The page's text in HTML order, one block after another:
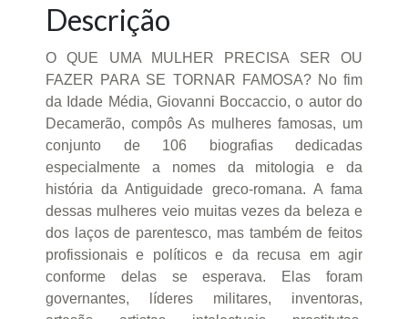
Descrição
O QUE UMA MULHER PRECISA SER OU
FAZER PARA SE TORNAR FAMOSA? No fim
da Idade Média, Giovanni Boccaccio, o autor do
Decamerão, compôs As mulheres famosas, um
conjunto de 106 biografias dedicadas
especialmente a nomes da mitologia e da
história da Antiguidade greco-romana. A fama
dessas mulheres veio muitas vezes da beleza e
dos laços de parentesco, mas também de feitos
profissionais e políticos e da recusa em agir
conforme delas se esperava. Elas foram
governantes, líderes militares, inventoras,